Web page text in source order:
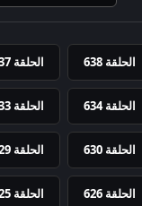
الحلقة 638 الحلقة 637
الحلقة 634 الحلقة 633
الحلقة 630 الحلقة 629
الحلقة 626 الحلقة 625